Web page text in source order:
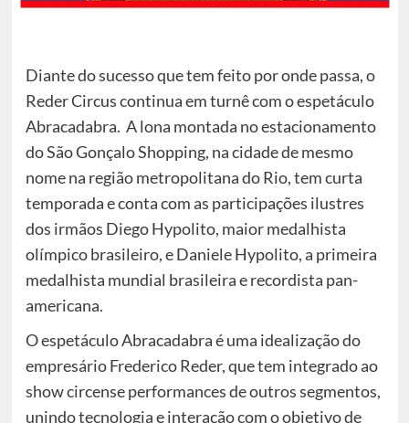
Diante do sucesso que tem feito por onde passa, o
Reder Circus continua em turnê com o espetáculo
Abracadabra. A lona montada no estacionamento
do São Gonçalo Shopping, na cidade de mesmo
nome na região metropolitana do Rio, tem curta
temporada e conta com as participações ilustres
dos irmãos Diego Hypolito, maior medalhista
olímpico brasileiro, e Daniele Hypolito, a primeira
medalhista mundial brasileira e recordista pan-
americana.
O espetáculo Abracadabra é uma idealização do
empresário Frederico Reder, que tem integrado ao
show circense performances de outros segmentos,
unindo tecnologia e interação com o objetivo de